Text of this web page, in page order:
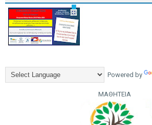
Powered by
ΜΑΘΗΤΕΙΑ